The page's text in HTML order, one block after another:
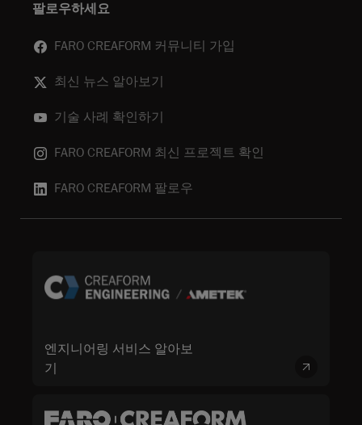
팔로우하세요
FARO CREAFORM 커뮤니티 가입
최신 뉴스 알아보기
기술 사례 확인하기
FARO CREAFORM 최신 프로젝트 확인
FARO CREAFORM 팔로우
엔지니어링 서비스 알아보
기